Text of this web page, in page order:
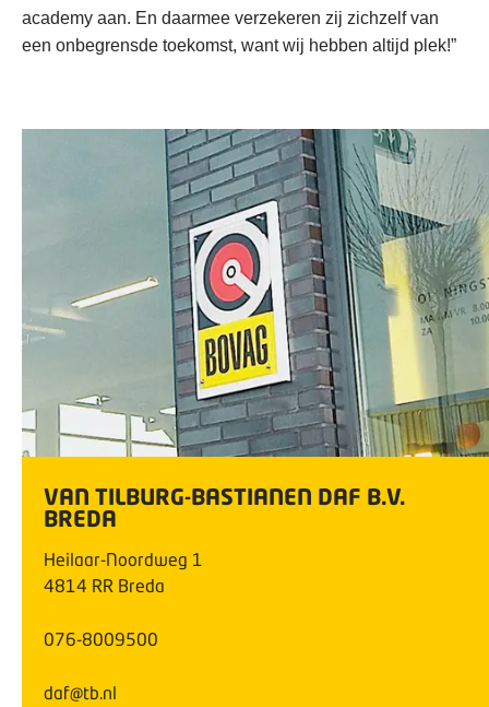
academy aan. En daarmee verzekeren zij zichzelf van
een onbegrensde toekomst, want wij hebben altijd plek!”
VAN TILBURG-BASTIANEN DAF B.V.
BREDA
Heilaar-Noordweg 1
4814 RR Breda
076-8009500
daf@tb.nl